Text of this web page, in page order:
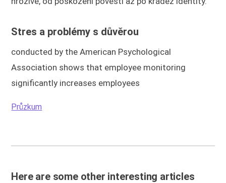
Stres a problémy s důvěrou
conducted by the American Psychological
Association shows that employee monitoring
significantly increases employees
Průzkum
Here are some other interesting articles